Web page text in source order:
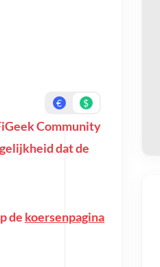
€ $
Community
dat de
de koersenpagina